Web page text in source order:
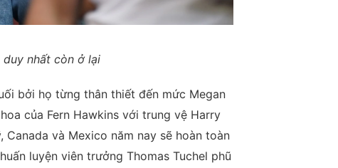
duy nhất còn ở lại
bởi họ từng thân thiết đến mức Megan
của Fern Hawkins với trung vệ Harry
và Mexico năm nay sẽ hoàn toàn
luyện viên trưởng Thomas Tuchel phũ